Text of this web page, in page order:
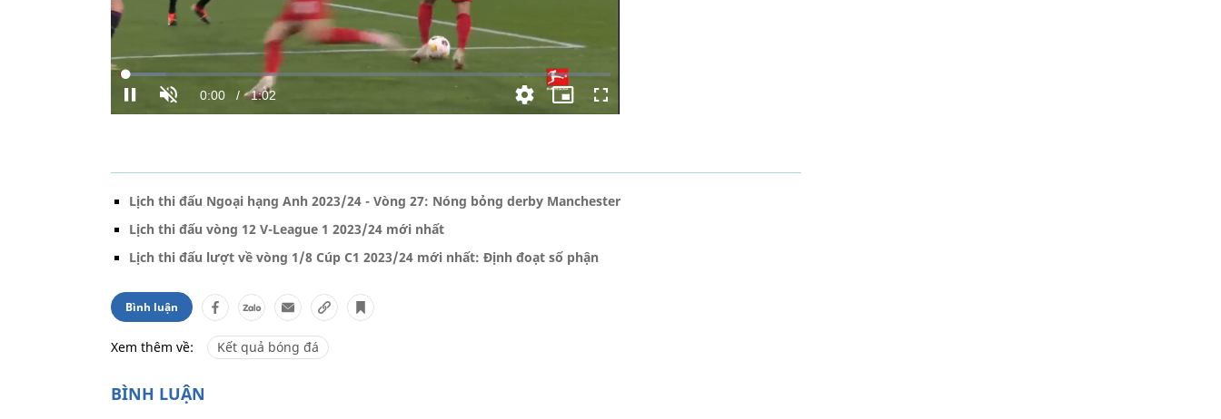
Lịch thi đấu Ngoại hạng Anh 2023/24 - Vòng 27: Nóng bỏng derby Manchester
Lịch thi đấu vòng 12 V-League 1 2023/24 mới nhất
Lịch thi đấu lượt về vòng 1/8 Cúp C1 2023/24 mới nhất: Định đoạt số phận
Bình luận
Xem thêm về: Kết quả bóng đá